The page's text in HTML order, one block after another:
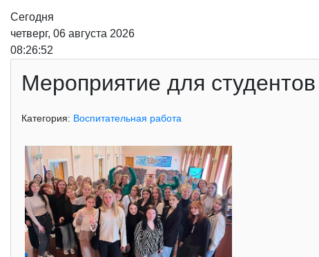
Сегодня
четверг, 06 августа 2026
08:26:53
Мероприятие для
Категория: Воспитательная работа